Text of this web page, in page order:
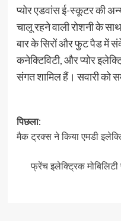
प्योर एडवांस ई-स्कूटर की
चालू रहने वाली रोशनी के
बार के सिरों और फुट पैड में
कनेक्टिविटी, और प्योर
संगत शामिल हैं। सवारी को
पोस्ट
नेविगेशन
पिछला:
मैक ट्रक्स ने किया एमडी
फ्रेंच इलेक्ट्रिक